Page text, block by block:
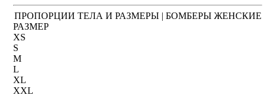
ПРОПОРЦИИ ТЕЛА И РАЗМЕРЫ | БОМБЕРЫ ЖЕНСКИЕ
РАЗМЕР
XS
S
M
L
XL
XXL